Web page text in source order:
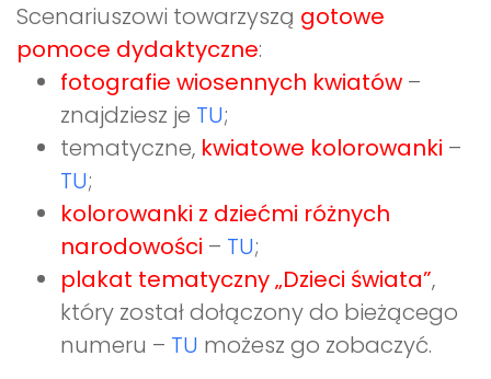
Scenariuszowi towarzyszą gotowe
pomoce dydaktyczne:
fotografie wiosennych kwiatów –
znajdziesz je TU;
tematyczne, kwiatowe kolorowanki –
TU;
kolorowanki z dziećmi różnych
narodowości – TU;
plakat tematyczny „Dzieci świata”,
który został dołączony do bieżącego
numeru – TU możesz go zobaczyć.